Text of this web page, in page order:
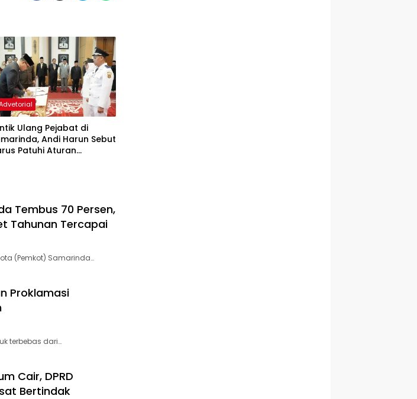
Ulang Pejabat di
Andi Harun Sebut
Patuhi Aturan
Tembus 70 Persen,
Tahunan Tercapai
(Pemkot) Samarinda…
Proklamasi
terbebas dari…
Cair, DPRD
Bertindak